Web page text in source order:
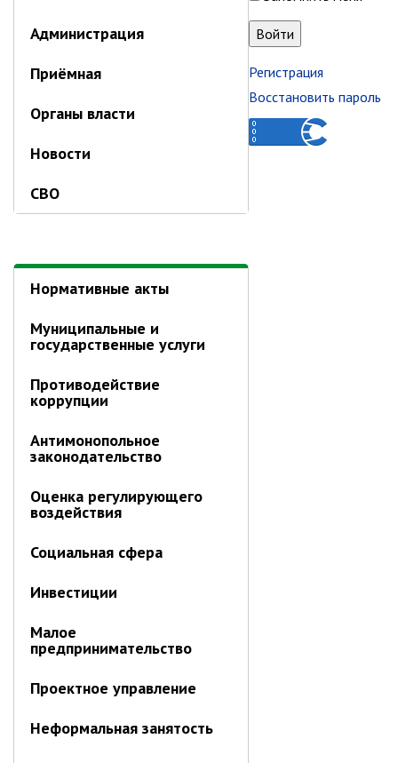
Управление бухгалтерского учёта
Финансовое управление
О финансовом управлении
Управление по организационно-
Отдел экономики
Труд
Специалисты по вопросам
потребительского рынка
отношений
отношений
Аукционные торги
Отдел территриального
Управление образования
Управление образования
Администрация
Приёмная
Органы власти
Новости
СВО
Нормативные акты
Муниципальные и
государственные услуги
Противодействие
коррупции
Антимонопольное
законодательство
Оценка регулирующего
воздействия
Социальная сфера
Инвестиции
Малое
предпринимательство
Проектное управление
Неформальная занятость
Регистрация
Восстановить пароль